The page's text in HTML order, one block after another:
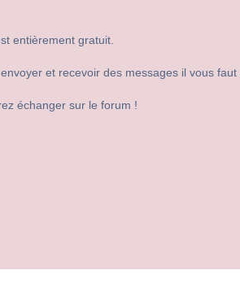
entièrement gratuit.
et recevoir des messages il vous
échanger sur le forum !